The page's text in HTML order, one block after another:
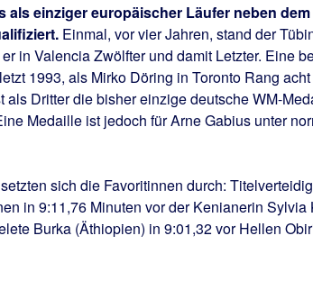
als einziger europäischer Läufer neben
Einmal, vor vier Jahren, stand der
in Valencia Zwölfter und damit Letzter. Eine
1993, als Mirko Döring in Toronto Rang
als Dritter die bisher einzige deutsche WM-
Medaille ist jedoch für Arne Gabius unter
sich die Favoritinnen durch:
in 9:11,76 Minuten vor der Kenianerin Sylvia
Burka (Äthiopien) in 9:01,32 vor Hellen